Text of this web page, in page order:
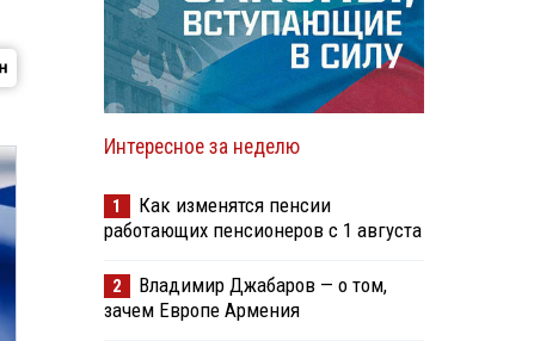
Интересное за неделю
1
Как изменятся пенсии
работающих пенсионеров с 1 августа
2
Владимир Джабаров — о том,
зачем Европе Армения